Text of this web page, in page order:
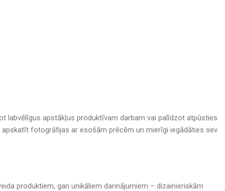
labvēlīgus apstākļus produktīvam darbam vai palīdzot atpūsties
fotogrāfijas ar esošām prēcēm un mierīgi iegādāties sev
produktiem, gan unikāliem darinājumiem – dizainieriskām